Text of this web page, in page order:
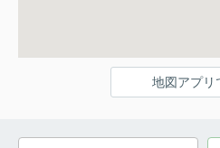
地図アプリ